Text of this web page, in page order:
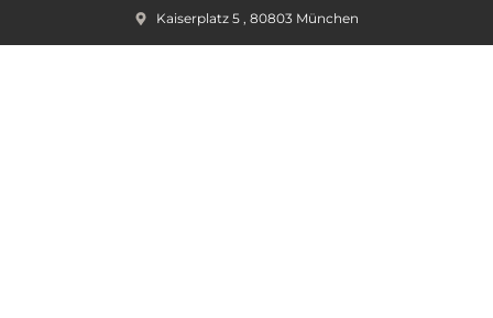
Kaiserplatz 5 , 80803 München